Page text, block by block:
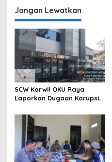
Mewujudkan Generasi
Indonesia yang Berkualitas
Jangan Lewatkan
SCW Korwil OKU Raya
Laporkan Dugaan Korupsi
Kecamatan Lubuk Batang
Ke Polda Sumsel